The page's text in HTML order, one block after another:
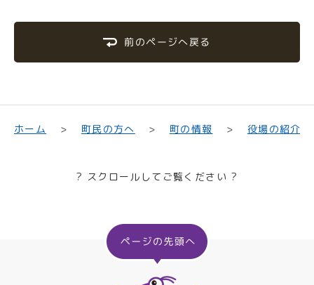
前のページへ戻る
ホーム 町民の方へ 町の情報 役場の紹介
? スクロールしてご覧ください ?